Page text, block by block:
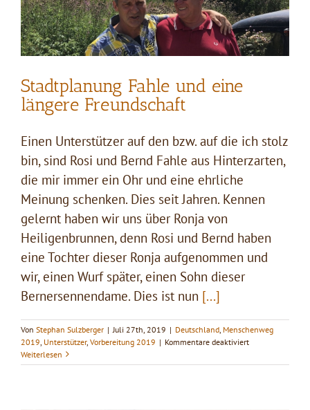
Stadtplanung Fahle und eine
längere Freundschaft
Einen Unterstützer auf den bzw. auf die ich stolz
bin, sind Rosi und Bernd Fahle aus Hinterzarten,
die mir immer ein Ohr und eine ehrliche
Meinung schenken. Dies seit Jahren. Kennen
gelernt haben wir uns über Ronja von
Heiligenbrunnen, denn Rosi und Bernd haben
eine Tochter dieser Ronja aufgenommen und
wir, einen Wurf später, einen Sohn dieser
Bernersennendame. Dies ist nun [...]
Von Stephan Sulzberger | Juli 27th, 2019 | Deutschland Menschenweg
2019 Unterstützer, Vorbereitung 2019 | Kommentare deaktiviertfür
Fahle
Weiterlesen